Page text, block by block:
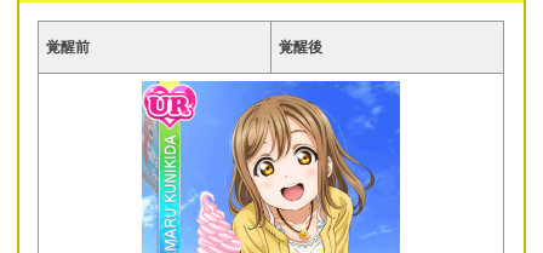
覚醒前 覚醒後